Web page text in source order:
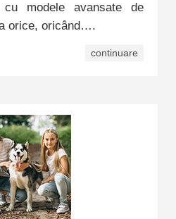
cu modele avansate de
orice, oricând….
continuare